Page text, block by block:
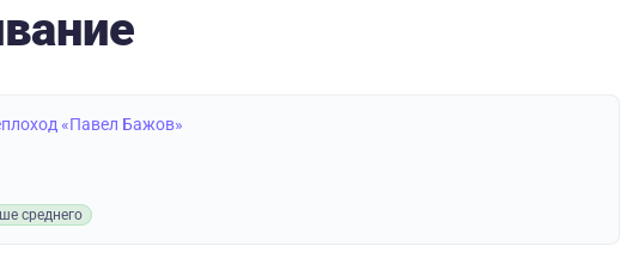
«Павел Бажов»
среднего